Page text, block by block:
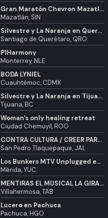
Gran Maratón Chevron Mazatlán 2025
Mazatlán, SIN
Silvestre y La Naranja en Queretaro
Santiago de Querétaro, QRO
P1Harmony
Monterrey, NLE
BODA LYNIEL
Cuauhtémoc, CDMX
Silvestre y La Naranja en Tijuana
Tijuana, BC
Woman's only healing retreat
Ciudad Chemuyil, ROO
CONTRA CULTURA / CREER PARA VER
San Pedro Tlaquepaque, JAL
Los Bunkers MTV Unplugged en Mérida
Mérida, YUC
MENTIRAS EL MUSICAL LA GIRA - VILLAHERMOSA TAB.
Villahermosa, TAB
Lucero en Pachuca
Pachuca, HGO